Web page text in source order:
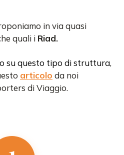
in via quasi
quali i Riad.
su questo tipo di struttura,
articolo da noi
di Viaggio.